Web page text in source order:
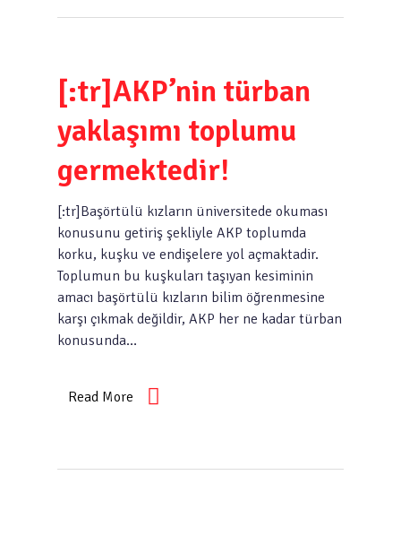
[:tr]AKP’nin türban
yaklaşımı toplumu
germektedir!
[:tr]Başörtülü kızların üniversitede okuması
konusunu getiriş şekliyle AKP toplumda
korku, kuşku ve endişelere yol açmaktadir.
Toplumun bu kuşkuları taşıyan kesiminin
amacı başörtülü kızların bilim öğrenmesine
karşı çıkmak değildir, AKP her ne kadar türban
konusunda…
Read More